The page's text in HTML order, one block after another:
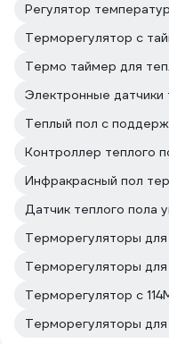
Регулятор
Терморегулятор с
Термо таймер для
Электронные датчики
Теплый пол с
Контроллер теплого
Инфракрасный пол
Датчик теплого пола
Терморегулятор с